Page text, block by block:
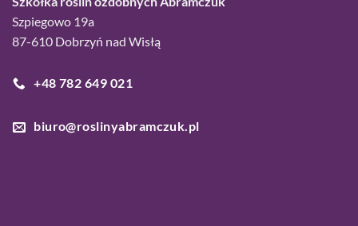
Szpiegowo 19a
87-610 Dobrzyń nad Wisłą
+48 782 649 021
biuro@roslinyabramczuk.pl